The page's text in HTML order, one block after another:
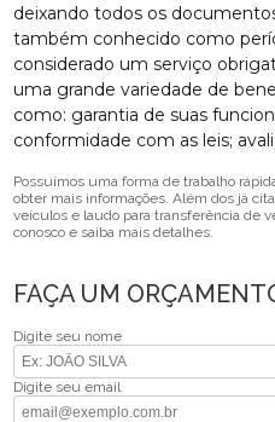
deixando todos os
também conhecido como
considerado um serviço
uma grande variedade de
como: garantia de suas
conformidade com as leis;
Possuímos uma forma de trabalho
obter mais informações. Além dos já
veículos e laudo para transferência de
conosco e saiba mais detalhes.
FAÇA UM
Digite seu nome
Digite seu email